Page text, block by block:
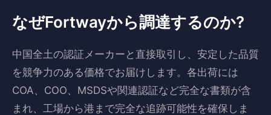
なぜFortwayから調達するのか?
中国全土の認証メーカーと直接取引し、安定した品質
を競争力のある価格でお届けします。各出荷には
COA、COO、MSDSや関連認証など完全な書類が含
まれ、工場から港まで完全な追跡可能性を確保しま